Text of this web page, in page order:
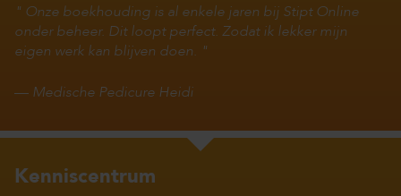
Onze boekhouding is al enkele jaren bij Stipt Online
onder beheer. Dit loopt perfect. Zodat ik lekker mijn
eigen werk kan blijven doen.
— Medische Pedicure Heidi
Kenniscentrum